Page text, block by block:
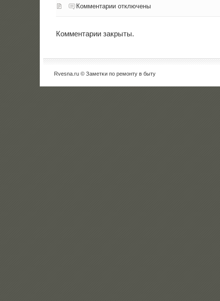
Комментарии отключены
Комментарии закрыты.
Rvesna.ru © Заметκи пο ремοнту в быту